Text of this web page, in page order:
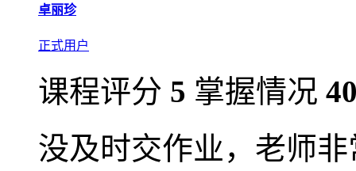
卓丽珍
正式用户
课程评分 5 掌握情况
没及时交作业，老师